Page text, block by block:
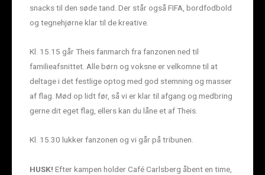
snacks til den søde tand. Der står også FIFA, bordfodbold
og tegnehjørne klar til de kreative.
Kl. 15.15 går Theis fanmarch fra fanzonen ned til
familieafsnittet. Alle børn og voksne er velkomne til at
deltage i det festlige optog med god stemning og masser
af flag. Mød op lidt før, så vi er klar til afgang og medbring
gerne dit eget flag, ellers kan du låne et af Theis.
Kl. 15.30 lukker fanzonen og vi går på tribunen.
HUSK! Efter kampen holder Café Carlsberg åbent en time,